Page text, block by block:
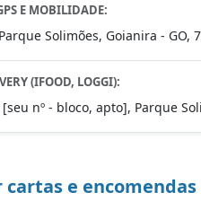
E MOBILIDADE:
Solimões, Goianira - GO,
(IFOOD, LOGGI):
nº - bloco, apto], Parque
e encomendas